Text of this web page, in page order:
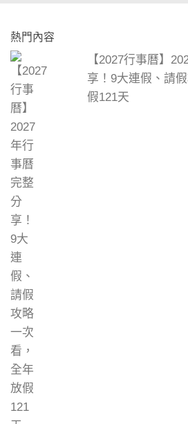
熱門內容
【2027行事曆】
享！9大連假、請
假121天